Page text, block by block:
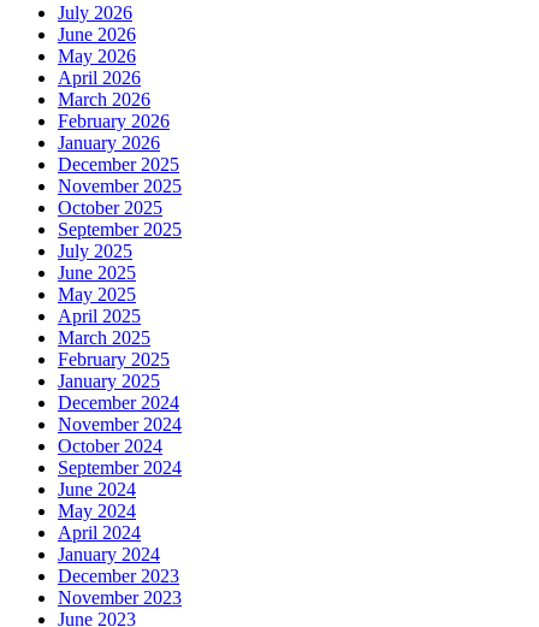
July 2026
June 2026
May 2026
April 2026
March 2026
February 2026
January 2026
December 2025
November 2025
October 2025
September 2025
July 2025
June 2025
May 2025
April 2025
March 2025
February 2025
January 2025
December 2024
November 2024
October 2024
September 2024
June 2024
May 2024
April 2024
January 2024
December 2023
November 2023
June 2023